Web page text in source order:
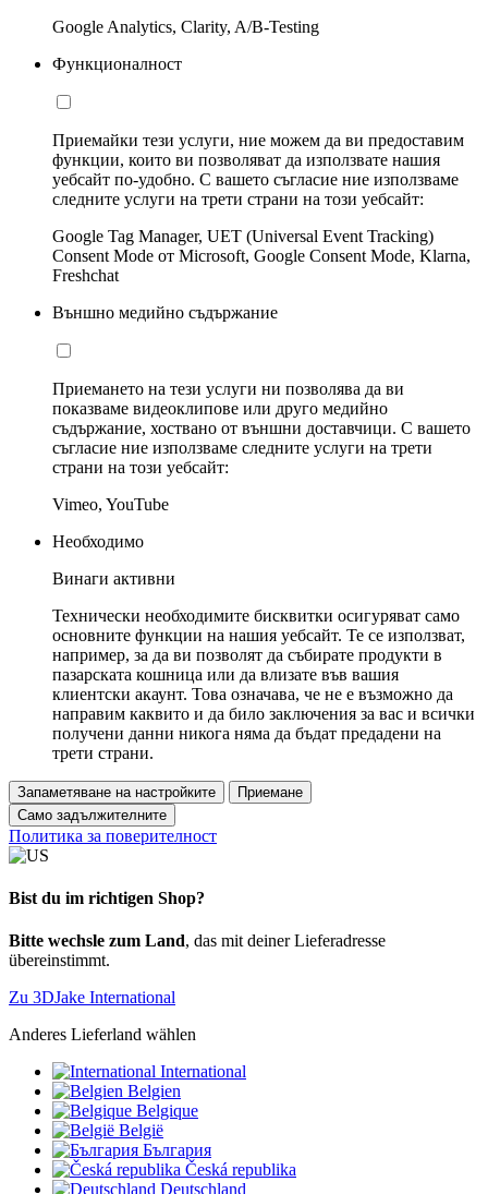
Google Analytics, Clarity, A/B-Testing
Функционалност
Приемайки тези услуги, ние можем да ви предоставим
функции, които ви позволяват да използвате нашия
уебсайт по-удобно. С вашето съгласие ние използваме
следните услуги на трети страни на този уебсайт:
Google Tag Manager, UET (Universal Event Tracking)
Consent Mode от Microsoft, Google Consent Mode, Klarna,
Freshchat
Външно медийно съдържание
Приемането на тези услуги ни позволява да ви
показваме видеоклипове или друго медийно
съдържание, хоствано от външни доставчици. С вашето
съгласие ние използваме следните услуги на трети
страни на този уебсайт:
Vimeo, YouTube
Необходимо
Винаги активни
Технически необходимите бисквитки осигуряват само
основните функции на нашия уебсайт. Те се използват,
например, за да ви позволят да събирате продукти в
пазарската кошница или да влизате във вашия
клиентски акаунт. Това означава, че не е възможно да
направим каквито и да било заключения за вас и всички
получени данни никога няма да бъдат предадени на
трети страни.
Запаметяване на настройките
Приемане
Само задължителните
Политика за поверителност
Bist du im richtigen Shop?
Bitte wechsle zum Land, das mit deiner Lieferadresse
übereinstimmt.
Zu 3DJake International
Anderes Lieferland wählen
International
Belgien
Belgique
België
България
Česká republika
Deutschland